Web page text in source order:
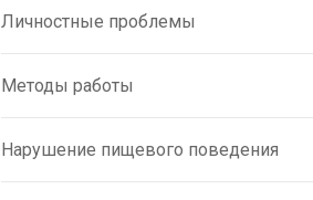
Личностные проблемы
Методы работы
Нарушение пищевого поведения